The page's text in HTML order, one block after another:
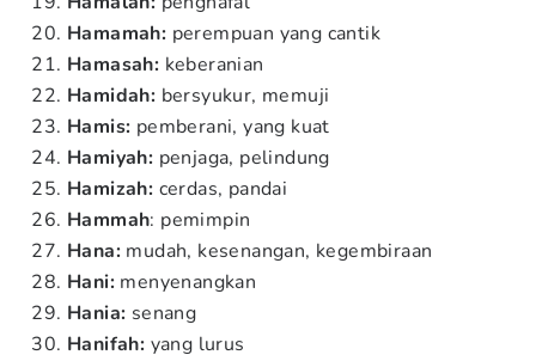
Hamamah: perempuan yang cantik
Hamasah: keberanian
Hamidah: bersyukur, memuji
Hamis: pemberani, yang kuat
Hamiyah: penjaga, pelindung
Hamizah: cerdas, pandai
Hammah: pemimpin
Hana: mudah, kesenangan, kegembiraan
Hani: menyenangkan
Hania: senang
Hanifah: yang lurus